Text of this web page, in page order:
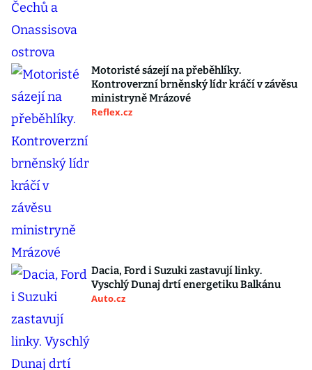
Motoristé sázejí na přeběhlíky.
Kontroverzní brněnský lídr kráčí v závěsu
ministryně Mrázové
Reflex.cz
Dacia, Ford i Suzuki zastavují linky.
Vyschlý Dunaj drtí energetiku Balkánu
Auto.cz